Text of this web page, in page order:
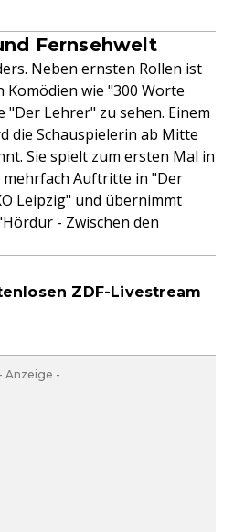
Fernsehwelt
Neben ernsten Rollen ist
Komödien wie "300 Worte
"Der Lehrer" zu sehen. Einem
die Schauspielerin ab Mitte
Sie spielt zum ersten Mal in
mehrfach Auftritte in "Der
Leipzig" und übernimmt
- Zwischen den
ZDF-Livestream
- Anzeige -